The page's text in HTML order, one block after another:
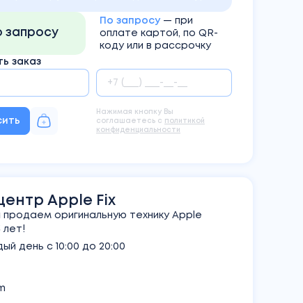
запросу
По запросу — при
оплате картой, по QR-
коду или в рассрочку
заказ
Нажимая кнопку Вы
соглашаетесь с политикой
конфиденциальности
Apple Fix
оригинальную технику Apple
лет!
день с 10:00 до 20:00